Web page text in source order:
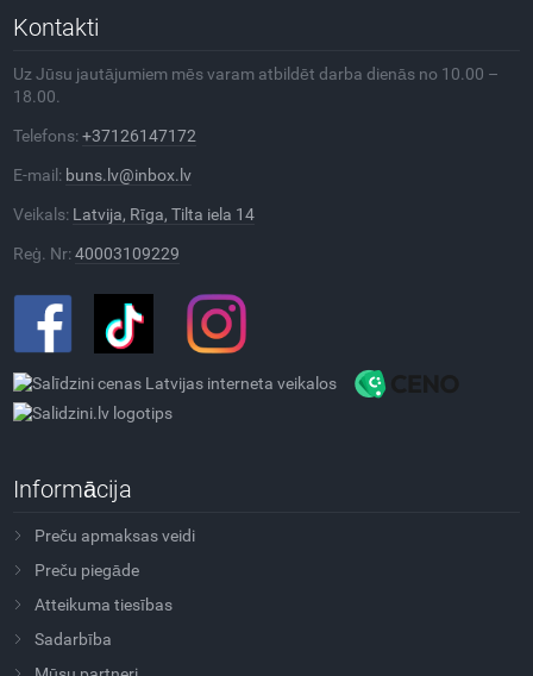
Kontakti
Uz Jūsu jautājumiem mēs varam atbildēt darba dienās no 10.00 –
18.00.
Telefons:+37126147172
E-mail: buns.lv@inbox.lv
Veikals: Latvija, Rīga, Tilta iela 14
Reģ. Nr:40003109229
Informācija
Preču apmaksas veidi
Preču piegāde
Atteikuma tiesības
Sadarbība